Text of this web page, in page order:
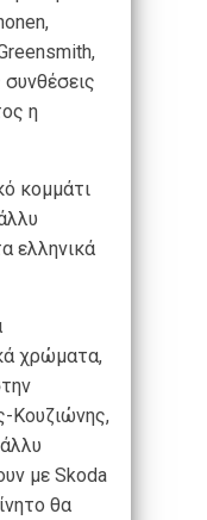
η
κομμάτι
ελληνικά
χρώματα,
Κουζιώνης,
με Skoda
θα